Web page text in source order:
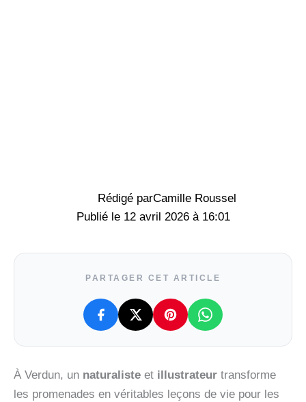
Rédigé parCamille Roussel
12 avril 2026 à 16:01
PARTAGER CET ARTICLE
À Verdun, un naturaliste et illustrateur transforme
les promenades en véritables leçons de vie pour les